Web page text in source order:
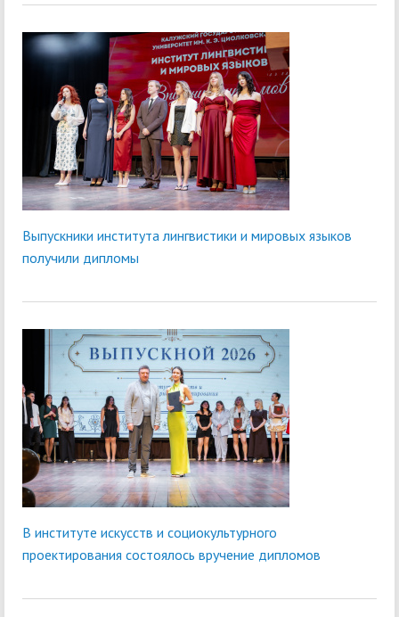
Выпускники института лингвистики и мировых языков
получили дипломы
В институте искусств и социокультурного
проектирования состоялось вручение дипломов